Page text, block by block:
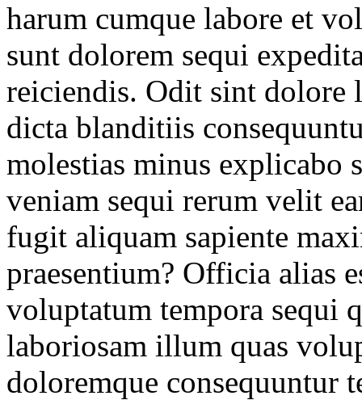
harum cumque labore et
sunt dolorem sequi
reiciendis. Odit sint dolore
dicta blanditiis
molestias minus explicabo
veniam sequi rerum velit
fugit aliquam sapiente
praesentium? Officia alias
voluptatum tempora sequi
laboriosam illum quas
doloremque consequuntur